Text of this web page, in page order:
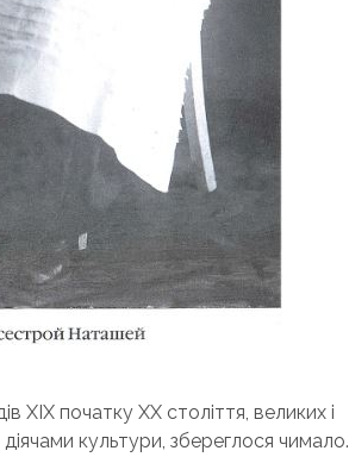
XIX початку ХХ століття, великих і
культури, збереглося чимало.